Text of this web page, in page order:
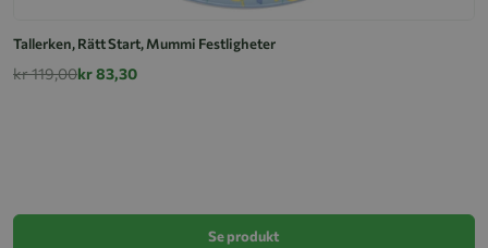
Tallerken, Rätt Start, Mummi Festligheter
kr 119,00kr 83,30
Se produkt